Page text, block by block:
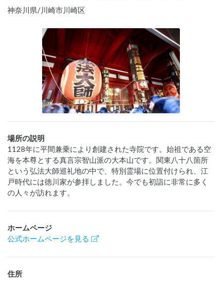
神奈川県/ 川崎市川崎区
場所の説明
1128年に平間兼乗により創建された寺院です。始祖である空
海を本尊とする真言宗智山派の大本山です。関東八十八箇所
という弘法大師巡礼地の中で、特別霊場に位置付けられ、江
戸時代には徳川家が参拝しました。今でも初詣に非常に多く
の人々が訪れます。
ホームページ
公式ホームページを見る
住所